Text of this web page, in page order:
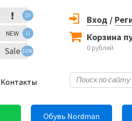
! 23
NEW 11
Sale 1136
Вход /
Корзина
0 рублей
Контакты
Обувь Nordman